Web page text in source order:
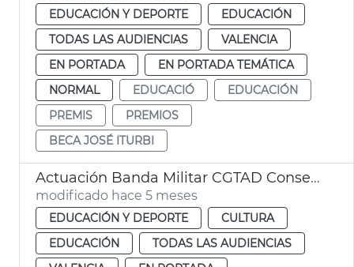
EDUCACIÓN Y DEPORTE
EDUCACIÓN
TODAS LAS AUDIENCIAS
VALENCIA
EN PORTADA
EN PORTADA TEMÁTICA
NORMAL
EDUCACIÓ
EDUCACIÓN
PREMIS
PREMIOS
BECA JOSÉ ITURBI
Actuación Banda Militar CGTAD Conservatorio municipal José Iturbi
modificado hace 5 meses
EDUCACIÓN Y DEPORTE
CULTURA
EDUCACIÓN
TODAS LAS AUDIENCIAS